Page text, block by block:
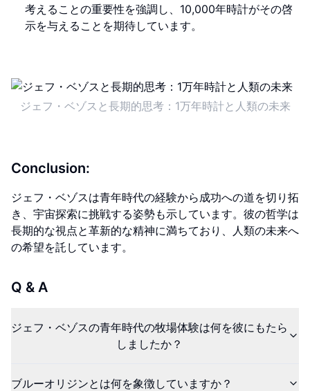
考えることの重要性を強調し、10,000年時計がその啓
示を与えることを期待しています。
ジェフ・ベゾスと長期的思考：1万年時計と人類の未来
Conclusion:
ジェフ・ベゾスは青年時代の経験から成功への道を切り拓
き、宇宙探索に挑戦する姿勢も示しています。彼の哲学は
長期的な視点と革新的な精神に満ちており、人類の未来へ
の希望を託しています。
Q & A
ジェフ・ベゾスの青年時代の牧場体験は何を彼にもたら
しましたか？
ブルーオリジンとは何を象徴していますか？